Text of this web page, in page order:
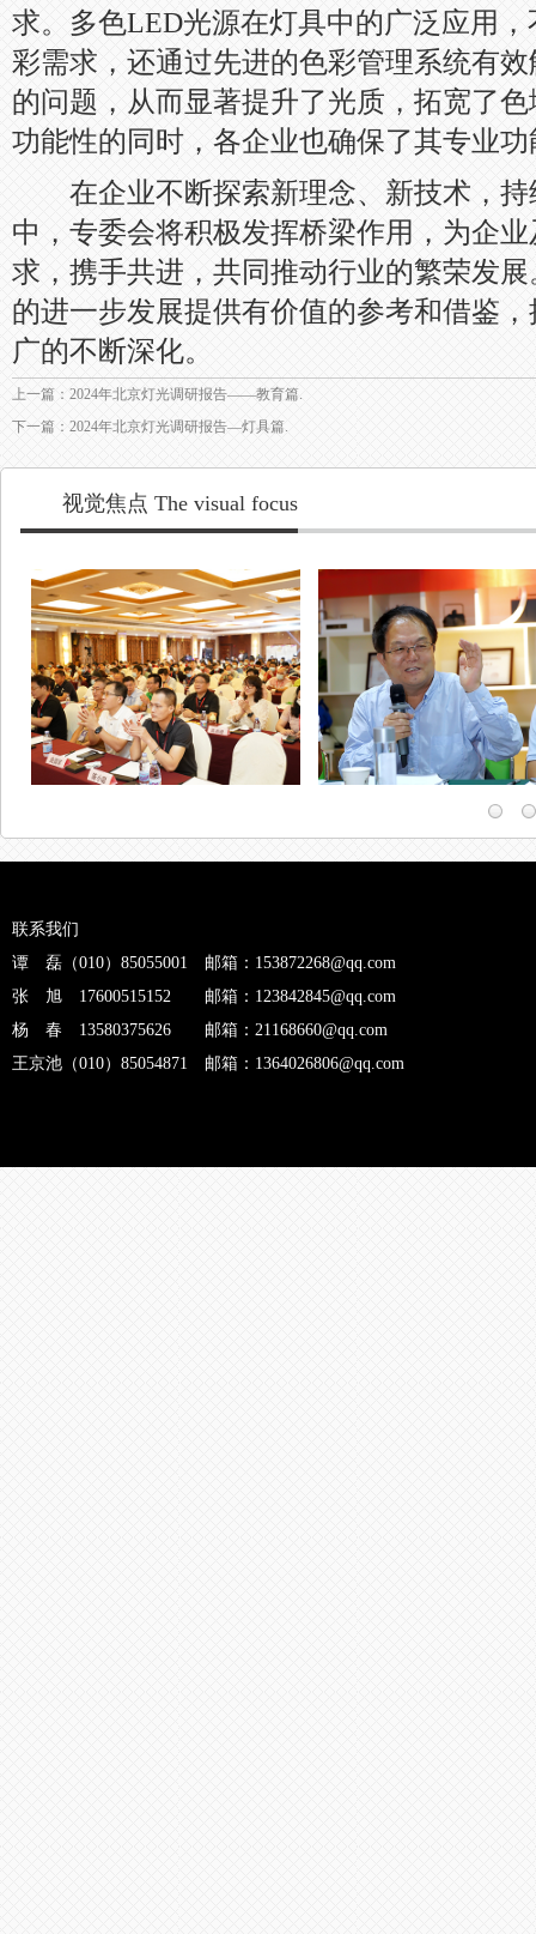
求。多色LED光源在灯具中的广泛应用
彩需求，还通过先进的色彩管理系统有
的问题，从而显著提升了光质，拓宽了
功能性的同时，各企业也确保了其专业
在企业不断探索新理念、新技术，持
中，专委会将积极发挥桥梁作用，为企
求，携手共进，共同推动行业的繁荣发
的进一步发展提供有价值的参考和借鉴
广的不断深化。
上一篇：2024年北京灯光调研报告——教育篇.
下一篇：2024年北京灯光调研报告—灯具篇.
联系我们
谭 磊（010）85055001 邮箱：153872268@qq.com
张 旭 17600515152 邮箱：123842845@qq.com
杨 春 13580375626 邮箱：21168660@qq.com
王京池（010）85054871 邮箱：1364026806@qq.com